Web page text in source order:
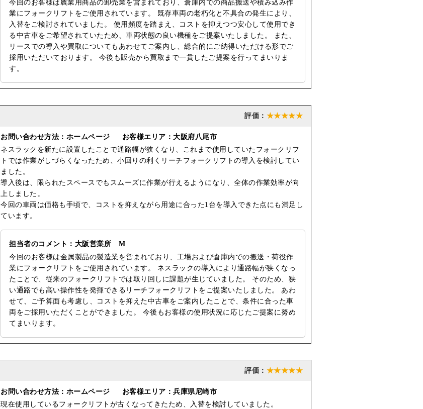
今回のお客様は農業用商品の卸売業を営まれており、倉庫内での商品搬送や積み込み作
業にフォークリフトをご使用されています。 既存車両の老朽化と不具合の発生により、
入替をご検討されていました。 使用頻度を踏まえ、コストを抑えつつ安心して使用でき
る中古車をご希望されていたため、車両状態の良い機種をご提案いたしました。 また、
リースでの導入や買取についてもあわせてご案内し、総合的にご納得いただける形でご
採用いただいております。 今後も販売から買取まで一貫したご提案を行ってまいりま
す。
★★★★★
お問い合わせ方法：ホームページ
お客様エリア：大阪府八尾市
ネスラックを新たに設置したことで通路幅が狭くなり、これまで使用していたフォークリフ
トでは作業がしづらくなったため、小回りの利くリーチフォークリフトの導入を検討してい
ました。
導入後は、限られたスペースでもスムーズに作業が行えるようになり、全体の作業効率が向
上しました。
今回の車両は価格も手頃で、コストを抑えながら用途に合った1台を導入できた点にも満足し
ています。
担当者のコメント：大阪営業所 M
今回のお客様は金属製品の製造業を営まれており、工場および倉庫内での搬送・荷役作
業にフォークリフトをご使用されています。 ネスラックの導入により通路幅が狭くなっ
たことで、従来のフォークリフトでは取り回しに課題が生じていました。 そのため、狭
い通路でも高い操作性を発揮できるリーチフォークリフトをご提案いたしました。 あわ
せて、ご予算面も考慮し、コストを抑えた中古車をご案内したことで、条件に合った車
両をご採用いただくことができました。 今後もお客様の使用状況に応じたご提案に努め
てまいります。
★★★★★
お問い合わせ方法：ホームページ
お客様エリア：兵庫県尼崎市
現在使用しているフォークリフトが古くなってきたため、入替を検討していました。